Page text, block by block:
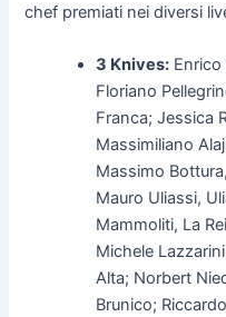
chef premiati nei diversi
3 Knives: Enrico
Floriano
Franca; Jessica
Massimiliano
Massimo
Mauro Uliassi,
Mammoliti, La
Michele
Alta; Norbert
Brunico;